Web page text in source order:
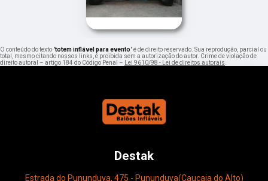
O conteúdo do texto "totem inflável para evento" é de direito reservado. Sua reprodução, parcial ou
total, mesmo citando nossos links, é proibida sem a autorização do autor. Crime de violação de
direito autoral – artigo 184 do Código Penal –
Lei 9610/98 - Lei de direitos autorais
Destak
Estrada do Pununduva, 475 - Pununduva(Caucaia do Alto)